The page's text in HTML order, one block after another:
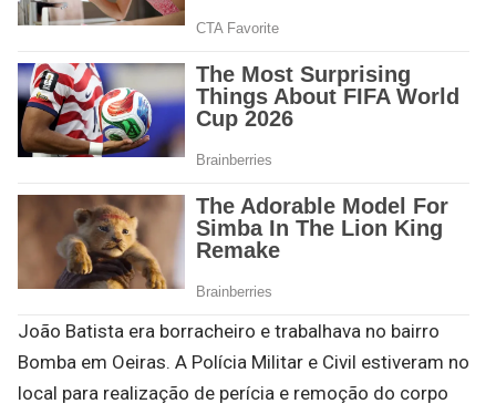
João Batista era borracheiro e trabalhava no bairro
Bomba em Oeiras. A Polícia Militar e Civil estiveram no
local para realização de perícia e remoção do corpo